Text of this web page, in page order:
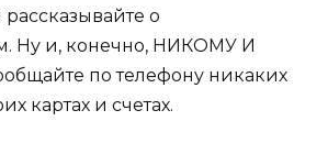
о
Ну и, конечно, НИКОМУ И
по телефону никаких
картах и счетах.